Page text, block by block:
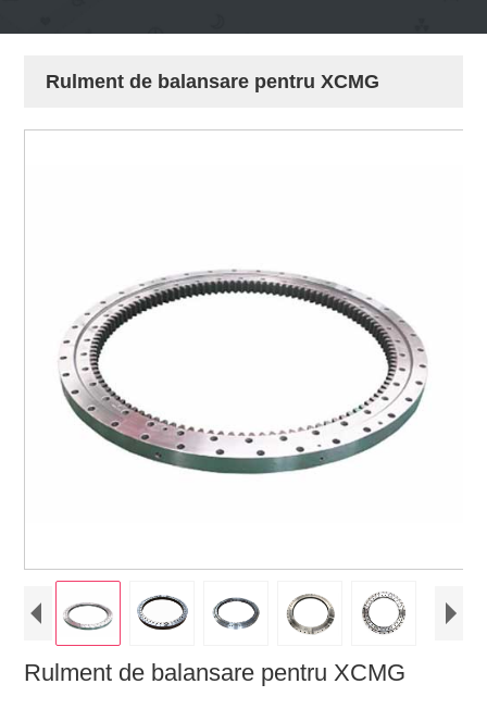
Rulment de balansare pentru XCMG
Rulment de balansare pentru XCMG